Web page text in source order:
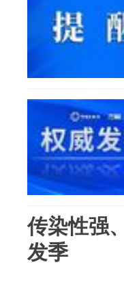
传染性强
发季